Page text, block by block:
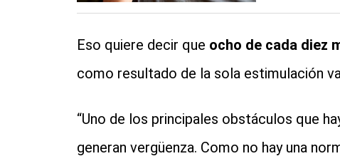
Eso quiere decir que ocho de cada diez
como resultado de la sola estimulación
“Uno de los principales obstáculos que
generan vergüenza. Como no hay una